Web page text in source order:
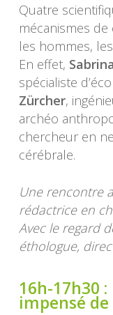
Quatre
mécanismes
les hommes,
En effet,
spécialiste
Zürcher,
archéo
chercheur en
cérébrale.
Une rencontre
rédactrice en
Avec le regard
éthologue,
16h-17h30
impensé